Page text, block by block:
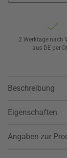
2 Werktage nach
aus DE per
Beschreibung
Eigenschaften
Angaben zur